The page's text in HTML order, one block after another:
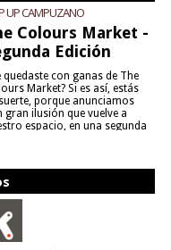
UP CAMPUZANO
Colours Market -
Edición
quedaste con ganas de The
Market? Si es así, estás
porque anunciamos
gran ilusión que vuelve a
espacio, en una segunda